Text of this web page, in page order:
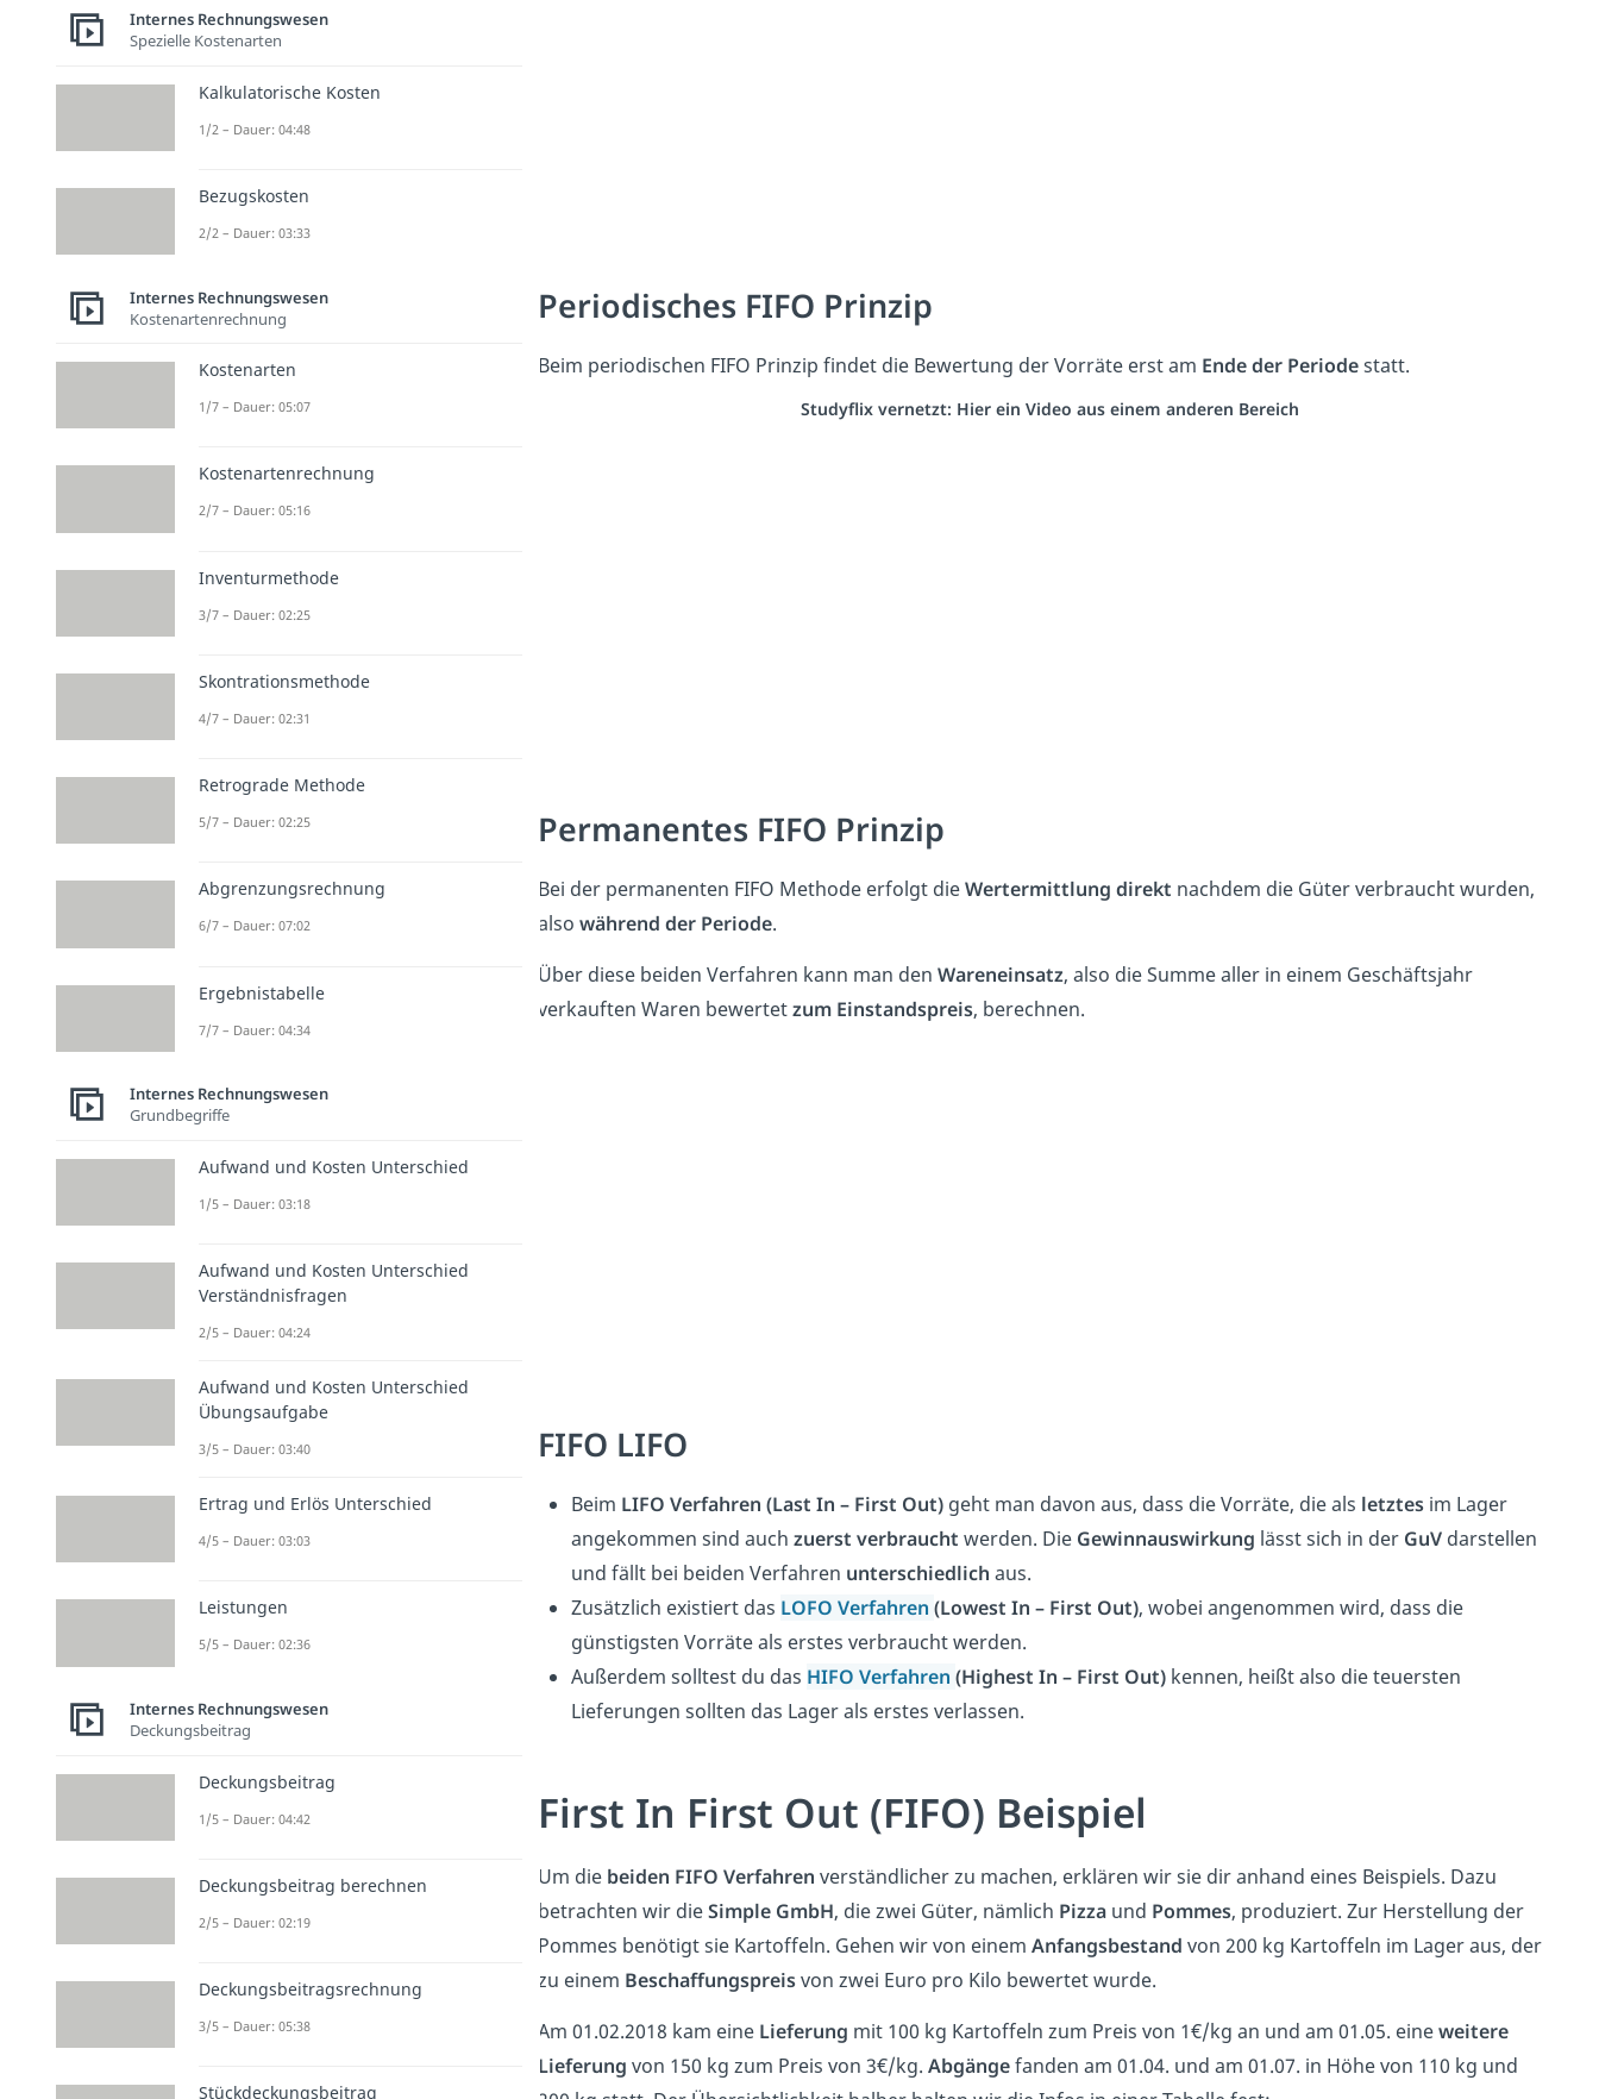
Periodisches FIFO Prinzip
Beim periodischen FIFO Prinzip findet die Bewertung der Vorräte erst am Ende der Periodestatt.
Studyflix vernetzt: Hier ein Video aus einem anderen Bereich
Permanentes FIFO Prinzip
Bei der permanenten FIFO Methode erfolgt dieWertermittlung direkt nachdem die Güter verbraucht wurden,
also während der Periode.
Über diese beiden Verfahren kann man den Wareneinsatz, also die Summe aller in einem Geschäftsjahr
verkauften Waren bewertetzum Einstandspreis, berechnen.
FIFO LIFO
Beim LIFO Verfahren (Last In – First Out) geht man davon aus, dass die Vorräte, die als letztes im Lager
angekommen sind auch zuerst verbraucht werden. Die Gewinnauswirkung lässt sich in der GuV darstellen
und fällt bei beiden Verfahren unterschiedlich aus.
Zusätzlich existiert das LOFO Verfahren (Lowest In – First Out), wobei angenommen wird, dass die
günstigsten Vorräte als erstes verbraucht werden.
Außerdem solltest du das HIFO Verfahren (Highest In – First Out) kennen, heißt also die teuersten
Lieferungen sollten das Lager als erstes verlassen.
First In First Out (FIFO) Beispiel
Um die beiden FIFO Verfahren verständlicher zu machen, erklären wir sie dir anhand eines Beispiels. Dazu
betrachten wir dieSimple GmbH, die zwei Güter, nämlich Pizza und Pommes, produziert. Zur Herstellung der
Pommes benötigt sie Kartoffeln. Gehen wir von einem Anfangsbestand von 200 kg Kartoffeln im Lager aus, der
zu einem Beschaffungspreisvon zwei Euro pro Kilo bewertet wurde.
Am 01.02.2018 kam eine Lieferung mit 100 kg Kartoffeln zum Preis von 1€/kg an und am 01.05. eineweitere
Lieferung von 150 kg zum Preis von 3€/kg. Abgängefanden am 01.04. und am 01.07. in Höhe von 110 kg und
Internes Rechnungswesen
Spezielle Kostenarten
Kalkulatorische Kosten
1/2 – Dauer: 04:48
Bezugskosten
2/2 – Dauer: 03:33
Internes Rechnungswesen
Kostenartenrechnung
Kostenarten
1/7 – Dauer: 05:07
Kostenartenrechnung
2/7 – Dauer: 05:16
Inventurmethode
3/7 – Dauer: 02:25
Skontrationsmethode
4/7 – Dauer: 02:31
Retrograde Methode
5/7 – Dauer: 02:25
Abgrenzungsrechnung
6/7 – Dauer: 07:02
Ergebnistabelle
7/7 – Dauer: 04:34
Internes Rechnungswesen
Grundbegriffe
Aufwand und Kosten Unterschied
1/5 – Dauer: 03:18
Aufwand und Kosten Unterschied
Verständnisfragen
2/5 – Dauer: 04:24
Aufwand und Kosten Unterschied
Übungsaufgabe
3/5 – Dauer: 03:40
Ertrag und Erlös Unterschied
4/5 – Dauer: 03:03
Leistungen
5/5 – Dauer: 02:36
Internes Rechnungswesen
Deckungsbeitrag
Deckungsbeitrag
1/5 – Dauer: 04:42
Deckungsbeitrag berechnen
2/5 – Dauer: 02:19
Deckungsbeitragsrechnung
3/5 – Dauer: 05:38
Stückdeckungsbeitrag